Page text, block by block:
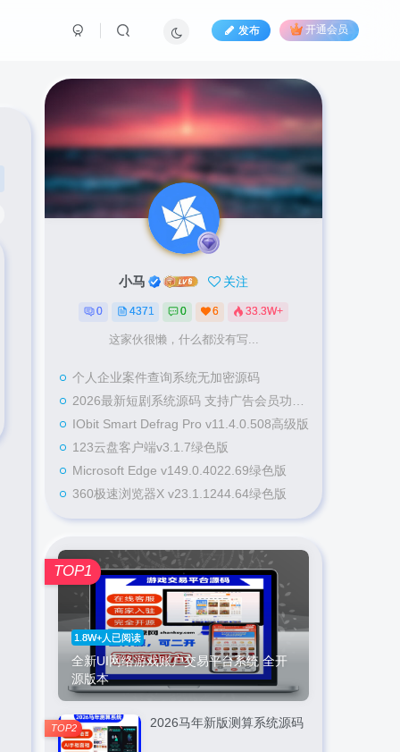
发布 开通会员
小马 关注
0 4371 0 6 33.3W+
这家伙很懒，什么都没有写...
个人企业案件查询系统无加密源码
2026最新短剧系统源码 支持广告会员功能齐全短剧源码
IObit Smart Defrag Pro v11.4.0.508高级版
123云盘客户端v3.1.7绿色版
Microsoft Edge v149.0.4022.69绿色版
360极速浏览器X v23.1.1244.64绿色版
1.8W+人已阅读
全新UI网络游戏账户交易平台系统 全开
源版本
TOP1
2026马年新版测算系统源码
TOP2